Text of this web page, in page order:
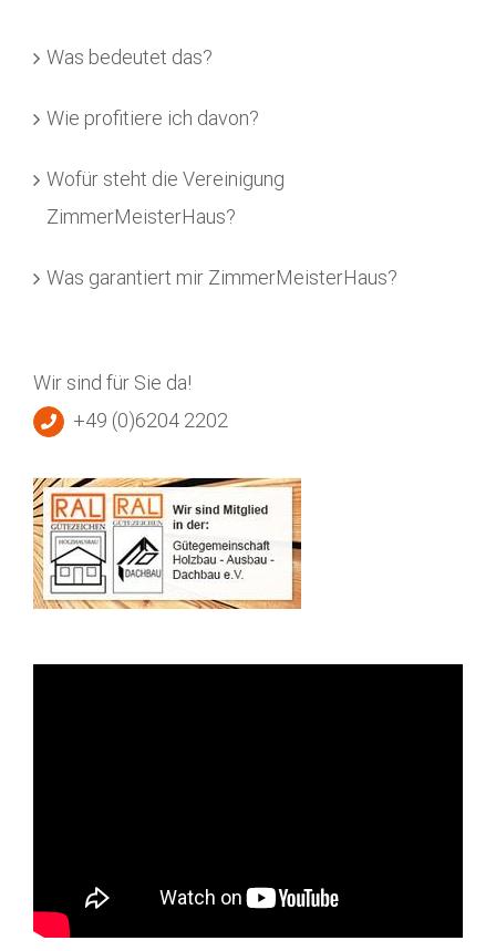
Was bedeutet das?
Wie profitiere ich davon?
Wofür steht die Vereinigung
ZimmerMeisterHaus?
Was garantiert mir ZimmerMeisterHaus?
Wir sind für Sie da!
+49 (0)6204 2202